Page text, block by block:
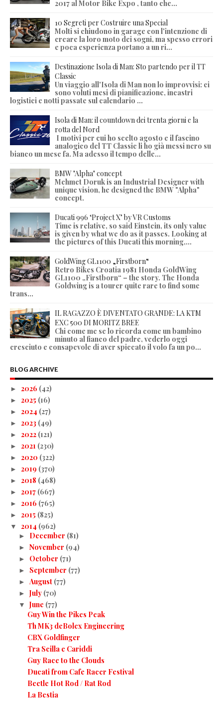
2017 al Motor Bike Expo , tanto che...
10 Segreti per Costruire una Special
Molti si chiudono in garage con l'intenzione di
creare la loro moto dei sogni, ma spesso errori
e poca esperienza portano a un ri...
Destinazione Isola di Man: Sto partendo per il TT
Classic
Un viaggio all'Isola di Man non lo improvvisi: ci
sono voluti mesi di pianificazione, incastri
logistici e notti passate sul calendario ...
Isola di Man: il countdown dei trenta giorni e la
rotta del Nord
I motivi per cui ho scelto agosto e il fascino
analogico del TT Classic li ho già messi nero su
bianco un mese fa. Ma adesso il tempo delle...
BMW "Alpha" concept
Mehmet Doruk is an Industrial Designer with
unique vision, he designed the BMW "Alpha"
concept.
Ducati 996 ‘Project X’ by VR Customs
Time is relative, so said Einstein, its only value
is given by what we do as it passes. Looking at
the pictures of this Ducati this morning,...
GoldWing GL1100 „Firstborn“
Retro Bikes Croatia 1981 Honda GoldWing
GL1100 „Firstborn“ – the story. The Honda
Goldwing is a tourer quite rare to find some
trans...
IL RAGAZZO È DIVENTATO GRANDE: LA KTM
EXC 500 DI MORITZ BREE
Chi come me se lo ricorda come un bambino
minuto al fianco del padre, vederlo oggi
cresciuto e consapevole di aver spiccato il volo fa un po...
BLOG ARCHIVE
► 2026 (42)
► 2025 (16)
► 2024 (27)
► 2023 (49)
► 2022 (121)
► 2021 (230)
► 2020 (322)
► 2019 (370)
► 2018 (468)
► 2017 (667)
► 2016 (765)
► 2015 (825)
▼ 2014 (962)
► December (81)
► November (94)
► October (71)
► September (77)
► August (77)
► July (70)
▼ June (77)
Guy Win the Pikes Peak
Th MK3 deBolex Engineering
CBX Goldfinger
Tra Scilla e Cariddi
Guy Race to the Clouds
Ducati from Cafe Racer Festival
Beetle Hot Rod / Rat Rod
La Bestia